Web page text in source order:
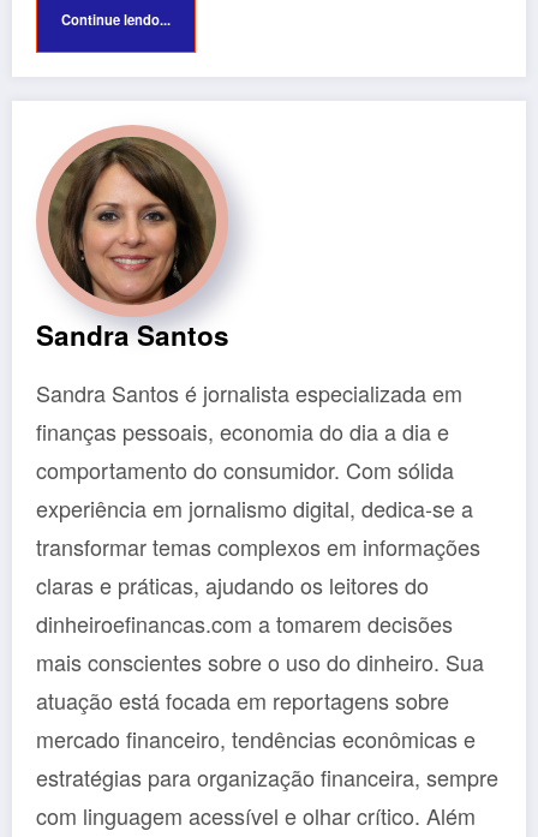
Continue lendo...
Sandra Santos
Sandra Santos é jornalista especializada em
finanças pessoais, economia do dia a dia e
comportamento do consumidor. Com sólida
experiência em jornalismo digital, dedica-se a
transformar temas complexos em informações
claras e práticas, ajudando os leitores do
dinheiroefinancas.com a tomarem decisões
mais conscientes sobre o uso do dinheiro. Sua
atuação está focada em reportagens sobre
mercado financeiro, tendências econômicas e
estratégias para organização financeira, sempre
com linguagem acessível e olhar crítico. Além